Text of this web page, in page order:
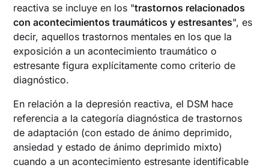
reactiva se incluye en los "trastornos relacionados
con acontecimientos traumáticos y estresantes", es
decir, aquellos trastornos mentales en los que la
exposición a un acontecimiento traumático o
estresante figura explícitamente como criterio de
diagnóstico.
En relación a la depresión reactiva, el DSM hace
referencia a la categoría diagnóstica de trastornos
de adaptación (con estado de ánimo deprimido,
ansiedad y estado de ánimo deprimido mixto)
cuando a un acontecimiento estresante identificable